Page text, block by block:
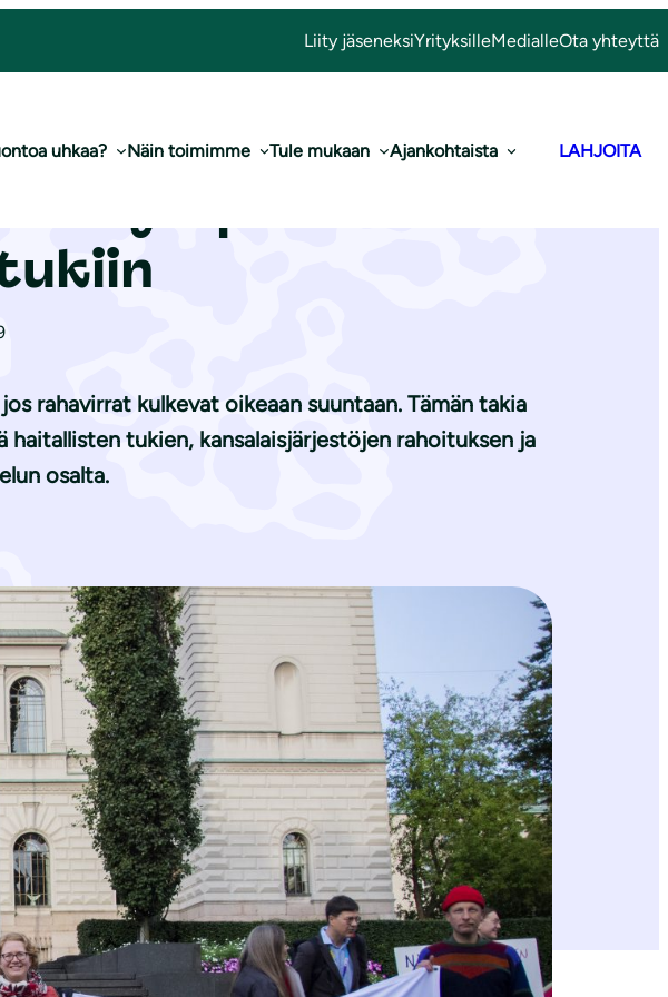
Liity jäseneksiYrityksilleMedialleOta yhteyttä
uhkaa? Näin toimimme Tule mukaan Ajankohtaista LAHJOITA
rahavirrat kulkevat oikeaan suuntaan. Tämän takia
tukien, kansalaisjärjestöjen rahoituksen ja
osalta.